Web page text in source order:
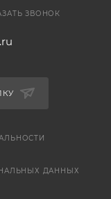
ЗВОНОК
ДАННЫХ